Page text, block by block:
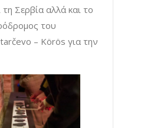
Σερβία αλλά και το
του
– Körös για την